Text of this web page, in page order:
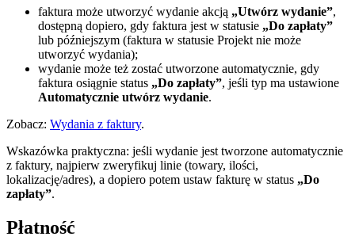
faktura może utworzyć wydanie akcją „Utwórz wydanie”,
dostępną dopiero, gdy faktura jest w statusie „Do zapłaty”
lub późniejszym (faktura w statusie Projekt nie może
utworzyć wydania);
wydanie może też zostać utworzone automatycznie, gdy
faktura osiągnie status „Do zapłaty”, jeśli typ ma ustawione
Automatycznie utwórz wydanie.
Zobacz: Wydania z faktury.
Wskazówka praktyczna: jeśli wydanie jest tworzone automatycznie
z faktury, najpierw zweryfikuj linie (towary, ilości,
lokalizację/adres), a dopiero potem ustaw fakturę w status „Do
zapłaty”.
Płatność